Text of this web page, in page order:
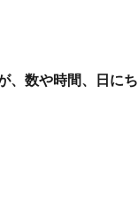
数や時間、日に